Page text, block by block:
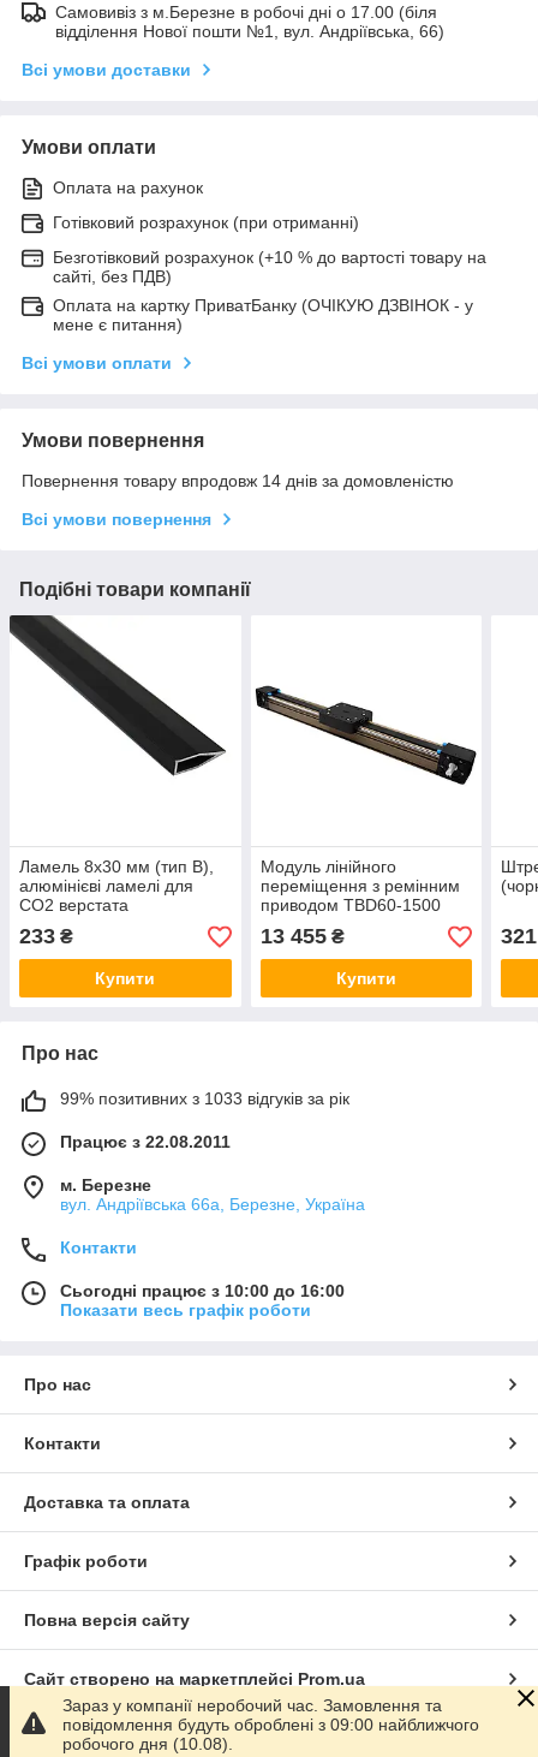
Самовивіз з м.Березне в робочі дні о 17.00 (біля
відділення Нової пошти №1, вул. Андріївська, 66)
Всі умови доставки
Умови оплати
Оплата на рахунок
Готівковий розрахунок (при отриманні)
Безготівковий розрахунок (+10 % до вартості товару на
сайті, без ПДВ)
Оплата на картку ПриватБанку (ОЧІКУЮ ДЗВІНОК - у
мене є питання)
Всі умови оплати
Умови повернення
Повернення товару впродовж 14 днів за домовленістю
Всі умови повернення
Подібні товари компанії
Ламель 8х30 мм (тип В),
алюмінієві ламелі для
CO2 верстата
233 ₴
Купити
Модуль лінійного
переміщення з ремінним
приводом TBD60-1500
13 455₴
Купити
321
Про нас
99% позитивних з 1033 відгуків за рік
Працює з 22.08.2011
м. Березне
вул. Андріївська 66а, Березне, Україна
Контакти
Сьогодні працює з 10:00 до 16:00
Показати весь графік роботи
Про нас
Контакти
Доставка та оплата
Графік роботи
Повна версія сайту
Сайт створено на маркетплейсі Prom.ua
Політика конфіденційності
Зараз у компанії неробочий час. Замовлення та
повідомлення будуть оброблені з 09:00 найближчого
робочого дня (10.08).